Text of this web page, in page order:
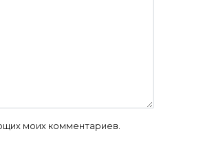
моих комментариев.